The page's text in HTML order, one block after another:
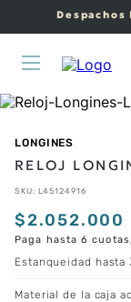
Despachos
LONGINES
RELOJ
SKU: L45124916
$2.052.000
Paga hasta 6
Estanqueidad hasta
Material de la caja